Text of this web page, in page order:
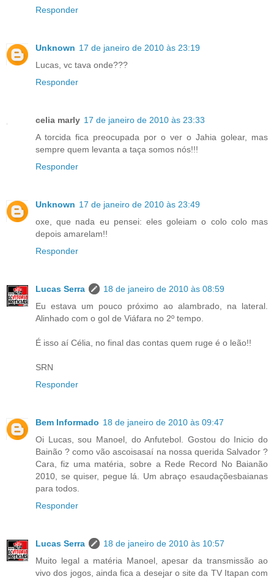
Responder
Unknown 17 de janeiro de 2010 às 23:19
Lucas, vc tava onde???
Responder
celia marly 17 de janeiro de 2010 às 23:33
A torcida fica preocupada por o ver o Jahia golear, mas
sempre quem levanta a taça somos nós!!!
Responder
Unknown 17 de janeiro de 2010 às 23:49
oxe, que nada eu pensei: eles goleiam o colo colo mas
depois amarelam!!
Responder
Lucas Serra
18 de janeiro de 2010 às 08:59
Eu estava um pouco próximo ao alambrado, na lateral.
Alinhado com o gol de Viáfara no 2º tempo.
É isso aí Célia, no final das contas quem ruge é o leão!!
SRN
Responder
Bem Informado 18 de janeiro de 2010 às 09:47
Oi Lucas, sou Manoel, do Anfutebol. Gostou do Inicio do
Bainão ? como vão ascoisasaí na nossa querida Salvador ?
Cara, fiz uma matéria, sobre a Rede Record No Baianão
2010, se quiser, pegue lá. Um abraço esaudaçõesbaianas
para todos.
Responder
Lucas Serra
18 de janeiro de 2010 às 10:57
Muito legal a matéria Manoel, apesar da transmissão ao
vivo dos jogos, ainda fica a desejar o site da TV Itapan com